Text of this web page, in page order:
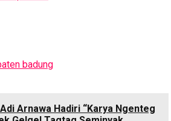
Arnawa Hadiri “Karya Ngenteg